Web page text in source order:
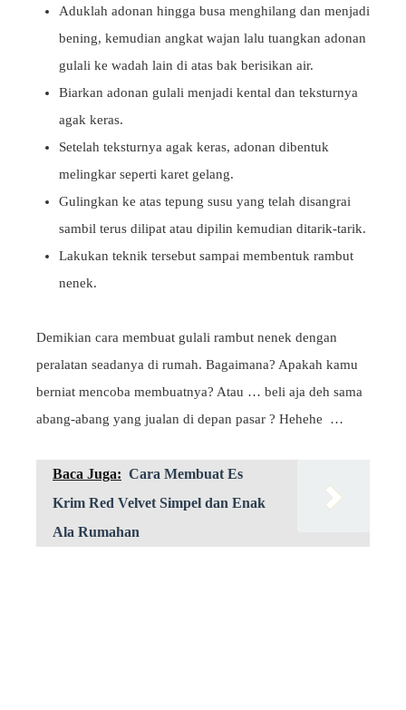
Aduklah adonan hingga busa menghilang dan menjadi
bening, kemudian angkat wajan lalu tuangkan adonan
gulali ke wadah lain di atas bak berisikan air.
Biarkan adonan gulali menjadi kental dan teksturnya
agak keras.
Setelah teksturnya agak keras, adonan dibentuk
melingkar seperti karet gelang.
Gulingkan ke atas tepung susu yang telah disangrai
sambil terus dilipat atau dipilin kemudian ditarik-tarik.
Lakukan teknik tersebut sampai membentuk rambut
nenek.
Demikian cara membuat gulali rambut nenek dengan
peralatan seadanya di rumah. Bagaimana? Apakah kamu
berniat mencoba membuatnya? Atau … beli aja deh sama
abang-abang yang jualan di depan pasar ? Hehehe …
Baca Juga: Cara Membuat Es
Krim Red Velvet Simpel dan Enak
Ala Rumahan